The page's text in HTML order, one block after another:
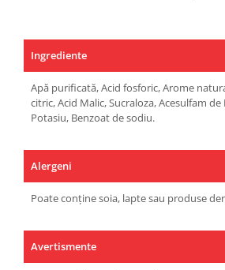
Ingrediente
Apă purificată, Acid fosforic, Arome
citric, Acid Malic, Sucraloza, Acesulfam
Potasiu, Benzoat de sodiu.
Alergeni
Poate conține soia, lapte sau produse
Avertismente